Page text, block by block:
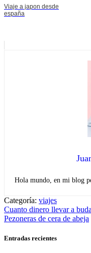
Viaje a japon desde
españa
Hola mundo, en mi blog
Categoría: viajes
Navegación
de
entradas
Entrada
anterior:
Cuanto dinero llevar a
Entrada
Pezoneras de cera de abeja
Entradas recientes